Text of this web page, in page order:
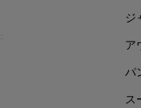
ジ
ア
パ
ス